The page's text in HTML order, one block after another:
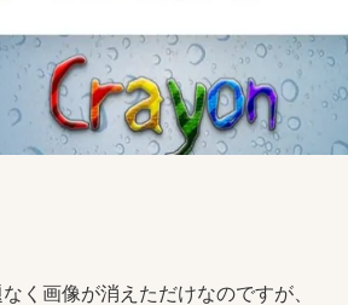
く画像が消えただけなのですが、